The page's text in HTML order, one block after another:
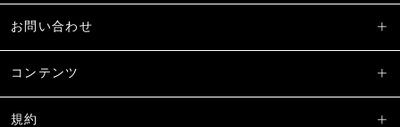
お問い合わせ
コンテンツ
規約